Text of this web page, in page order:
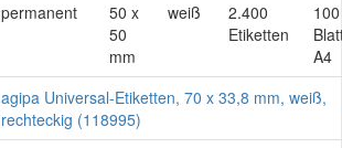
permanent
50 x
50
mm
weiß
2.400
Etiketten
100
A4
agipa Universal-Etiketten, 70 x 33,8 mm, weiß,
rechteckig (118995)